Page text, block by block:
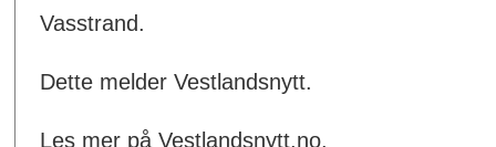
Vasstrand.
Dette melder Vestlandsnytt.
Les mer på Vestlandsnytt.no.